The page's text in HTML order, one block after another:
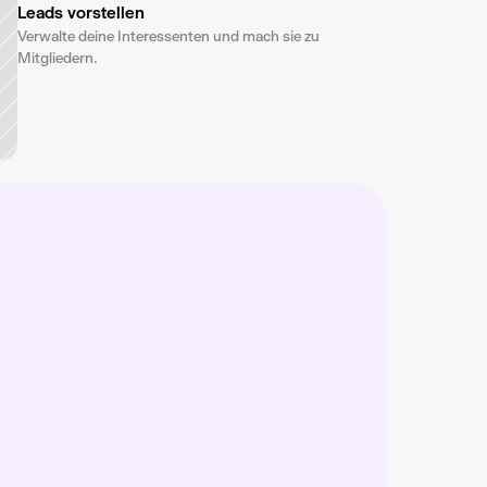
Leads vorstellen
Verwalte deine Interessenten und mach sie zu
Mitgliedern.